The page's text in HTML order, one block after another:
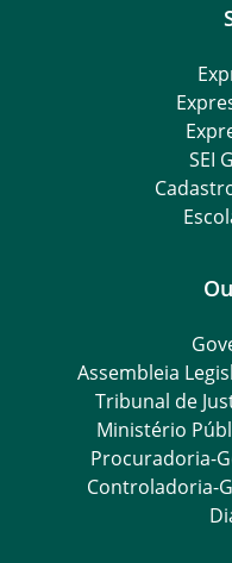
SEI
Assembleia
Tribunal de
Ministério
Procuradoria-
Controladoria-